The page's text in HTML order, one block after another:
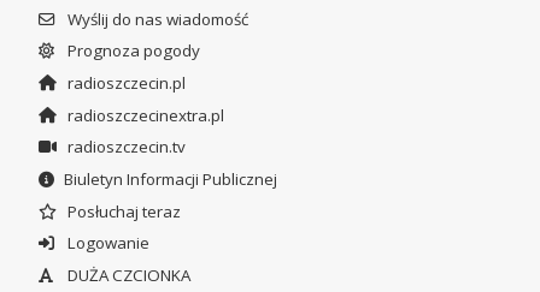
Wyślij do nas wiadomość
Prognoza pogody
radioszczecin.pl
radioszczecinextra.pl
radioszczecin.tv
Biuletyn Informacji Publicznej
Posłuchaj teraz
Logowanie
DUŻA CZCIONKA